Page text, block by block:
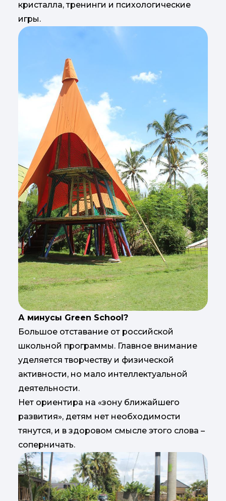
кристалла, тренинги и психологические
игры.
А минусы Green School?
Большое отставание от российской
школьной программы. Главное внимание
уделяется творчеству и физической
активности, но мало интеллектуальной
деятельности.
Нет ориентира на «зону ближайшего
развития», детям нет необходимости
тянутся, и в здоровом смысле этого слова –
соперничать.